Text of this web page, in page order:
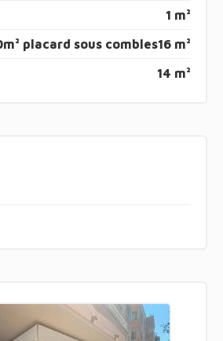
1 m²
16 m²
placard sous combles
14 m²